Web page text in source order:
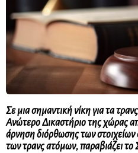
Σε μια σημαντική νίκη για τα
Ανώτερο Δικαστήριο της χώρας
άρνηση διόρθωσης των
των τρανς ατόμων, παραβιάζει το